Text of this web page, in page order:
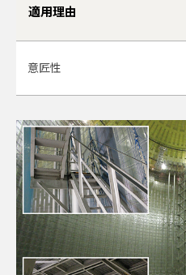
適用理由
意匠性